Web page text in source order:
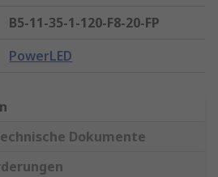
B5-11-35-1-120-F8-20-FP
PowerLED
Dokumente